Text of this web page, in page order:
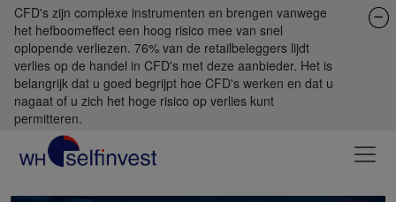
CFD's zijn complexe instrumenten en brengen vanwege
het hefboomeffect een hoog risico mee van snel
oplopende verliezen. 76% van de retailbeleggers lijdt
verlies op de handel in CFD's met deze aanbieder. Het is
belangrijk dat u goed begrijpt hoe CFD's werken en dat u
nagaat of u zich het hoge risico op verlies kunt
permitteren.